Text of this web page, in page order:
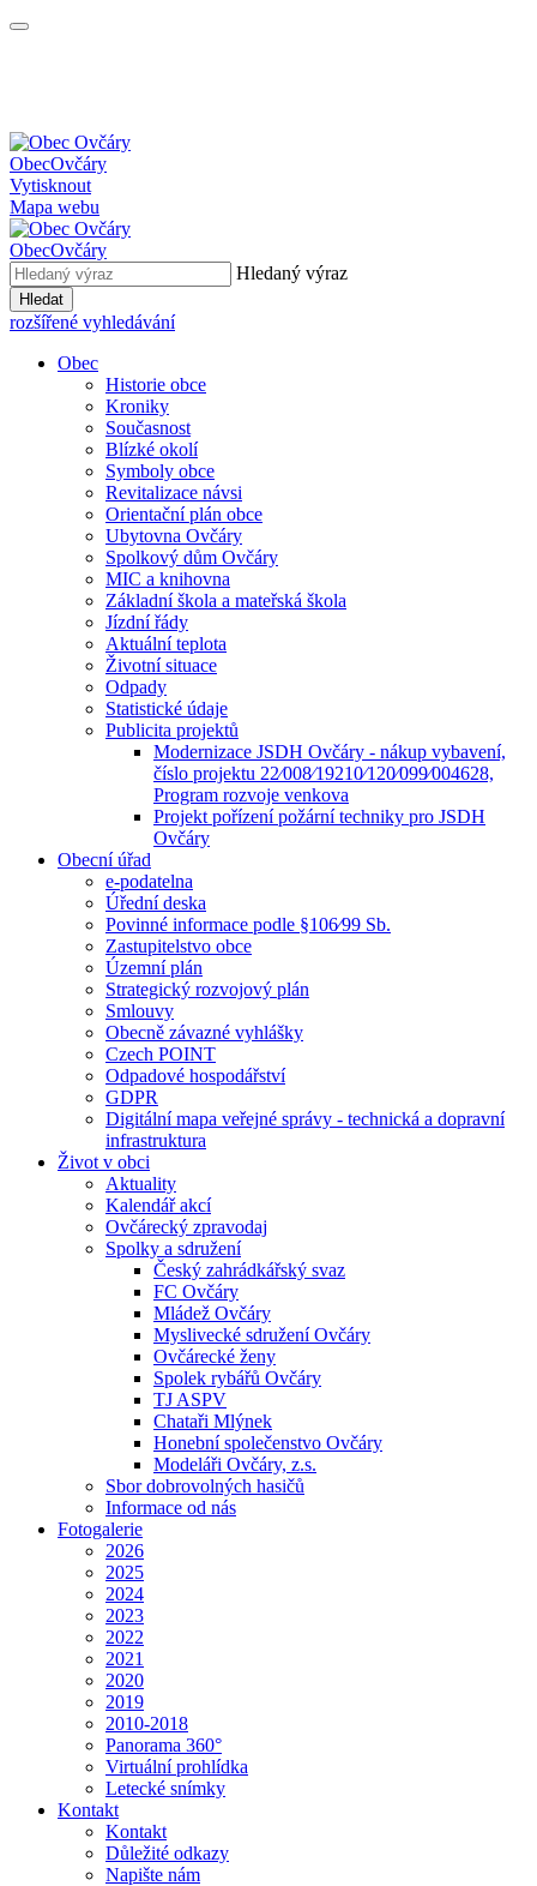
ObecOvčáry
Vytisknout
Mapa webu
ObecOvčáry
Hledaný výraz
Hledat
rozšířené vyhledávání
Obec
Historie obce
Kroniky
Současnost
Blízké okolí
Symboly obce
Revitalizace návsi
Orientační plán obce
Ubytovna Ovčáry
Spolkový dům Ovčáry
MIC a knihovna
Základní škola a mateřská škola
Jízdní řády
Aktuální teplota
Životní situace
Odpady
Statistické údaje
Publicita projektů
Modernizace JSDH Ovčáry - nákup vybavení,
číslo projektu 22⁄008⁄19210⁄120⁄099⁄004628,
Program rozvoje venkova
Projekt pořízení požární techniky pro JSDH
Ovčáry
Obecní úřad
e-podatelna
Úřední deska
Povinné informace podle §106⁄99 Sb.
Zastupitelstvo obce
Územní plán
Strategický rozvojový plán
Smlouvy
Obecně závazné vyhlášky
Czech POINT
Odpadové hospodářství
GDPR
Digitální mapa veřejné správy - technická a dopravní
infrastruktura
Život v obci
Aktuality
Kalendář akcí
Ovčárecký zpravodaj
Spolky a sdružení
Český zahrádkářský svaz
FC Ovčáry
Mládež Ovčáry
Myslivecké sdružení Ovčáry
Ovčárecké ženy
Spolek rybářů Ovčáry
TJ ASPV
Chataři Mlýnek
Honební společenstvo Ovčáry
Modeláři Ovčáry, z.s.
Sbor dobrovolných hasičů
Informace od nás
Fotogalerie
2026
2025
2024
2023
2022
2021
2020
2019
2010-2018
Panorama 360°
Virtuální prohlídka
Letecké snímky
Kontakt
Kontakt
Důležité odkazy
Napište nám